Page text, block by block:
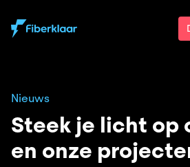
Nieuws
Steek je licht op
en onze